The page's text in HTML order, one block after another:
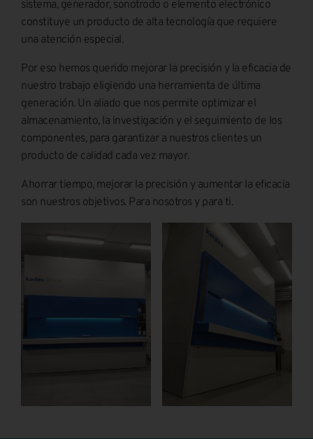
sistema, generador, sonotrodo o elemento electrónico
constituye un producto de alta tecnología que requiere
una atención especial.
Por eso hemos querido mejorar la precisión y la eficacia de
nuestro trabajo eligiendo una herramienta de última
generación. Un aliado que nos permite optimizar el
almacenamiento, la investigación y el seguimiento de los
componentes, para garantizar a nuestros clientes un
producto de calidad cada vez mayor.
Ahorrar tiempo, mejorar la precisión y aumentar la eficacia
son nuestros objetivos. Para nosotros y para ti.